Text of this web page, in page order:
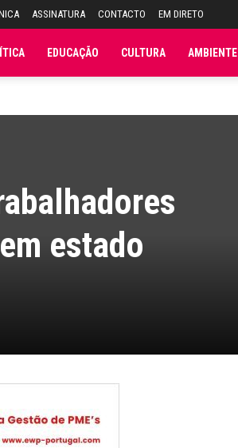
ASSINATURA CONTACTO EM DIRETO
EDUCAÇÃO CULTURA AMBIENTE
estado